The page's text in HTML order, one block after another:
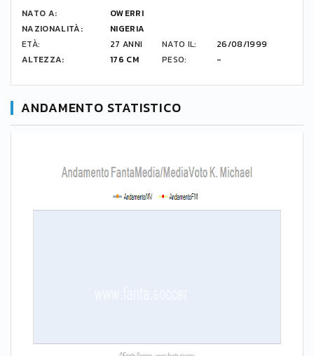
NATO A:
OWERRI
NAZIONALITÀ:
NIGERIA
ETÀ:
27 ANNI NATO IL:
26/08/1999
ALTEZZA:
176 CM PESO: -
ANDAMENTO STATISTICO